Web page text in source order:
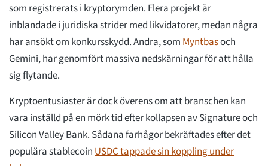
som registrerats i kryptorymden. Flera projekt är
inblandade i juridiska strider med likvidatorer, medan några
har ansökt om konkursskydd. Andra, somMyntbasoch
Gemini, har genomfört massiva nedskärningar för att hålla
sig flytande.
Kryptoentusiaster är dock överens om att branschen kan
vara inställd på en mörk tid efter kollapsen av Signature och
Silicon Valley Bank. Sådana farhågor bekräftades efter det
populära stablecoinUSDC tappade sin koppling under